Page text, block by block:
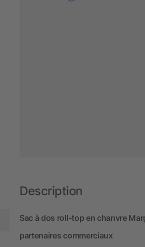
Description
Sac à dos roll-top en chanvre
partenaires commerciaux